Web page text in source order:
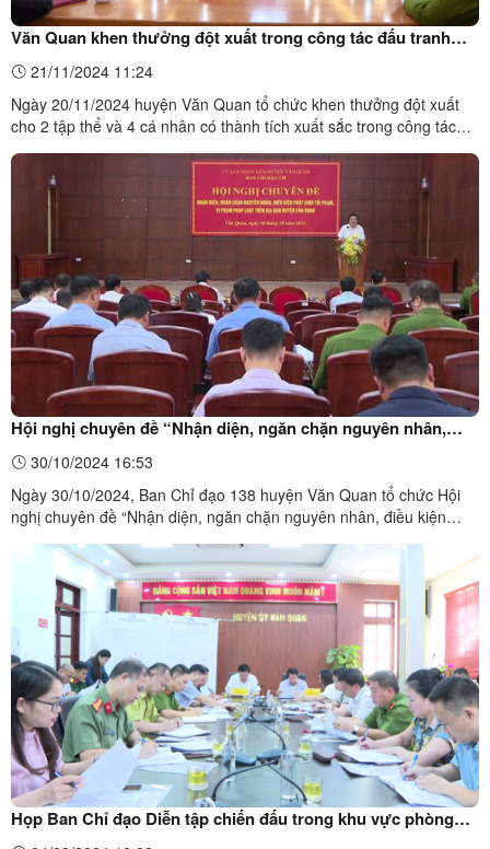
Văn Quan khen thưởng đột xuất trong công tác đấu tranh
phòng chống tội phạm
21/11/2024 11:24
Ngày 20/11/2024 huyện Văn Quan tổ chức khen thưởng đột xuất
cho 2 tập thể và 4 cá nhân có thành tích xuất sắc trong công tác
thưởng đột xuất tại Công an huyện Văn QuanTrong tháng 11/2024
Công an huyện Văn Quan ...
Hội nghị chuyên đề “Nhận diện, ngăn chặn nguyên nhân,
điều kiện phát sinh tội phạm, vi phạm pháp luật” trên địa bàn
huyện Văn Quan
30/10/2024 16:53
Ngày 30/10/2024, Ban Chỉ đạo 138 huyện Văn Quan tổ chức Hội
nghị chuyên đề “Nhận diện, ngăn chặn nguyên nhân, điều kiện
cảnh hội nghịĐại biểu dự hội nghịĐại biểu dự hội nghịTheo báo cáo
tại hội nghị, từ đầu năm 2024 đến nay, tình hình ...
Họp Ban Chỉ đạo Diễn tập chiến đấu trong khu vực phòng
thủ và Diễn tập phòng thủ dân sự các xã năm 2024